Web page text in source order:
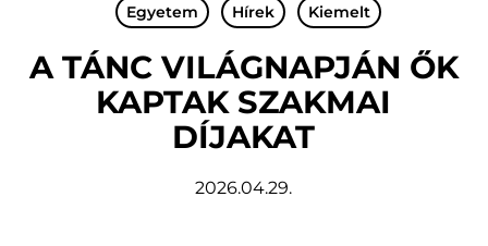
Egyetem Hírek Kiemelt
A TÁNC VILÁGNAPJÁN ŐK
KAPTAK SZAKMAI
DÍJAKAT
2026.04.29.